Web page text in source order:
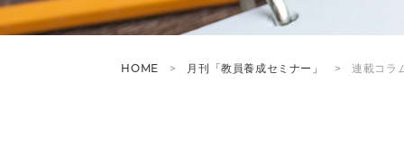
HOME 月刊「教員養成セミナー」 連載コラ